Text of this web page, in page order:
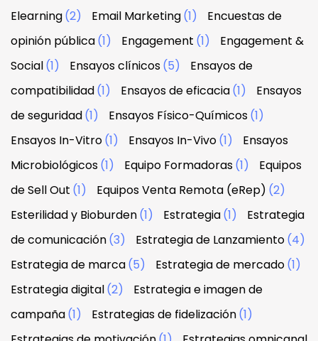
Elearning(2) Email Marketing(1)
Encuestas de
opinión pública(1) Engagement (1)
Engagement &
Social(1) Ensayos clínicos(5)
Ensayos de
compatibilidad(1) Ensayos de eficacia(1)
Ensayos
de seguridad(1) Ensayos Físico-Químicos(1)
Ensayos In-Vitro(1) Ensayos In-Vivo(1)
Ensayos
Microbiológicos(1) Equipo Formadoras(1)
Equipos
de Sell Out (1) Equipos Venta Remota (eRep) (2)
Esterilidad y Bioburden(1) Estrategia(1)
Estrategia
de comunicación(3) Estrategia de Lanzamiento(4)
Estrategia de marca(5) Estrategia de mercado(1)
Estrategia digital(2)
Estrategia e imagen de
campaña(1) Estrategias de fidelización(1)